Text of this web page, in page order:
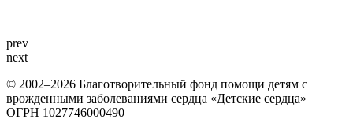
prev
next
© 2002–2026 Благотворительный фонд помощи детям с
врожденными заболеваниями сердца «Детские сердца»
ОГРН 1027746000490